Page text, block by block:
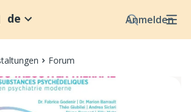
Anmelden
de
Forum